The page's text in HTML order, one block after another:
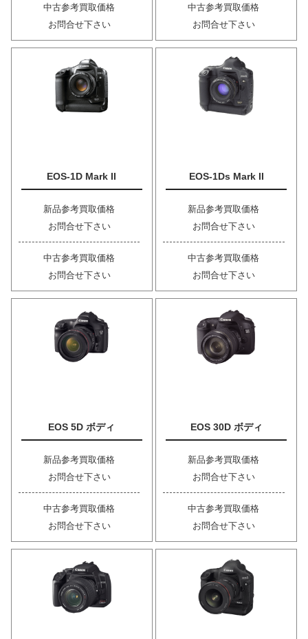
中古参考買取価格
お問合せ下さい
中古参考買取価格
お問合せ下さい
EOS-1D Mark II
新品参考買取価格
お問合せ下さい
中古参考買取価格
お問合せ下さい
EOS-1Ds Mark II
新品参考買取価格
お問合せ下さい
中古参考買取価格
お問合せ下さい
EOS 5D ボディ
新品参考買取価格
お問合せ下さい
中古参考買取価格
お問合せ下さい
EOS 30D ボディ
新品参考買取価格
お問合せ下さい
中古参考買取価格
お問合せ下さい